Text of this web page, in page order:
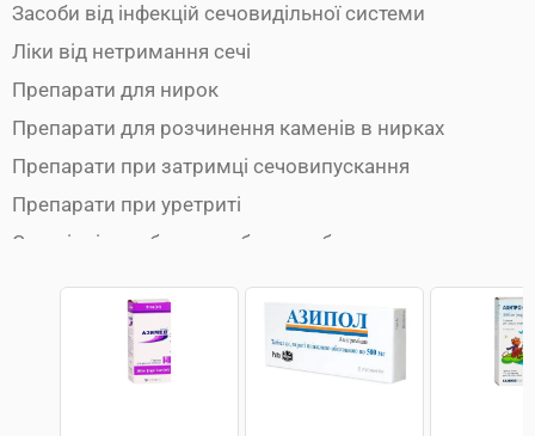
Засоби від інфекцій сечовидільної системи
Ліки від нетримання сечі
Препарати для нирок
Препарати для розчинення каменів в нирках
Препарати при затримці сечовипускання
Препарати при уретриті
Сечогінні засоби при набряках обличчя
Сечогінні препарати
Сечогінні препарати при набряках ніг
Урологічні препарати